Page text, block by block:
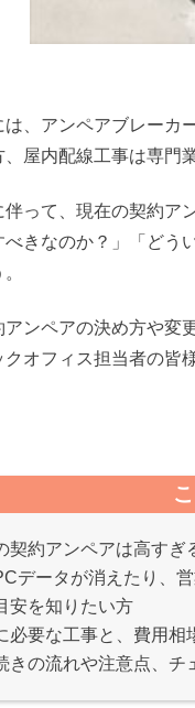
、アンペアブレーカ
屋内配線工事は専
って、現在の契約
きなのか？」「ど
ンペアの決め方や
オフィス担当者の
約アンペアは高すぎ
データが消えたり、
安を知りたい方
要な工事と、費用相
の流れや注意点、チ